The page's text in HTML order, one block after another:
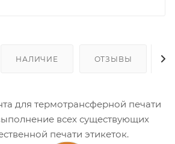
НАЛИЧИЕ ОТЗЫВЫ
для термотрансферной печати
всех существующих
печати этикеток.